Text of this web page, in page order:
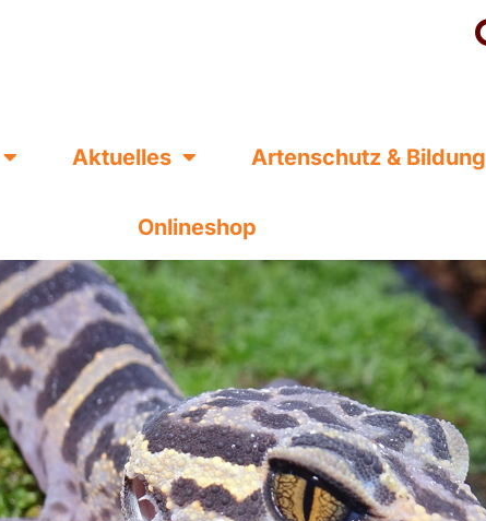
Aktuelles Artenschutz & Bildung
Onlineshop